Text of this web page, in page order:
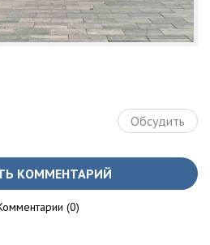
Обсудить
КОММЕНТАРИЙ
(0)